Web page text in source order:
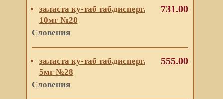
заласта ку-таб таб.дисперг.
10мг №28
Словения
731.00
заласта ку-таб таб.дисперг.
5мг №28
Словения
555.00